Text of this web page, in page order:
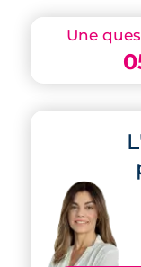
Une